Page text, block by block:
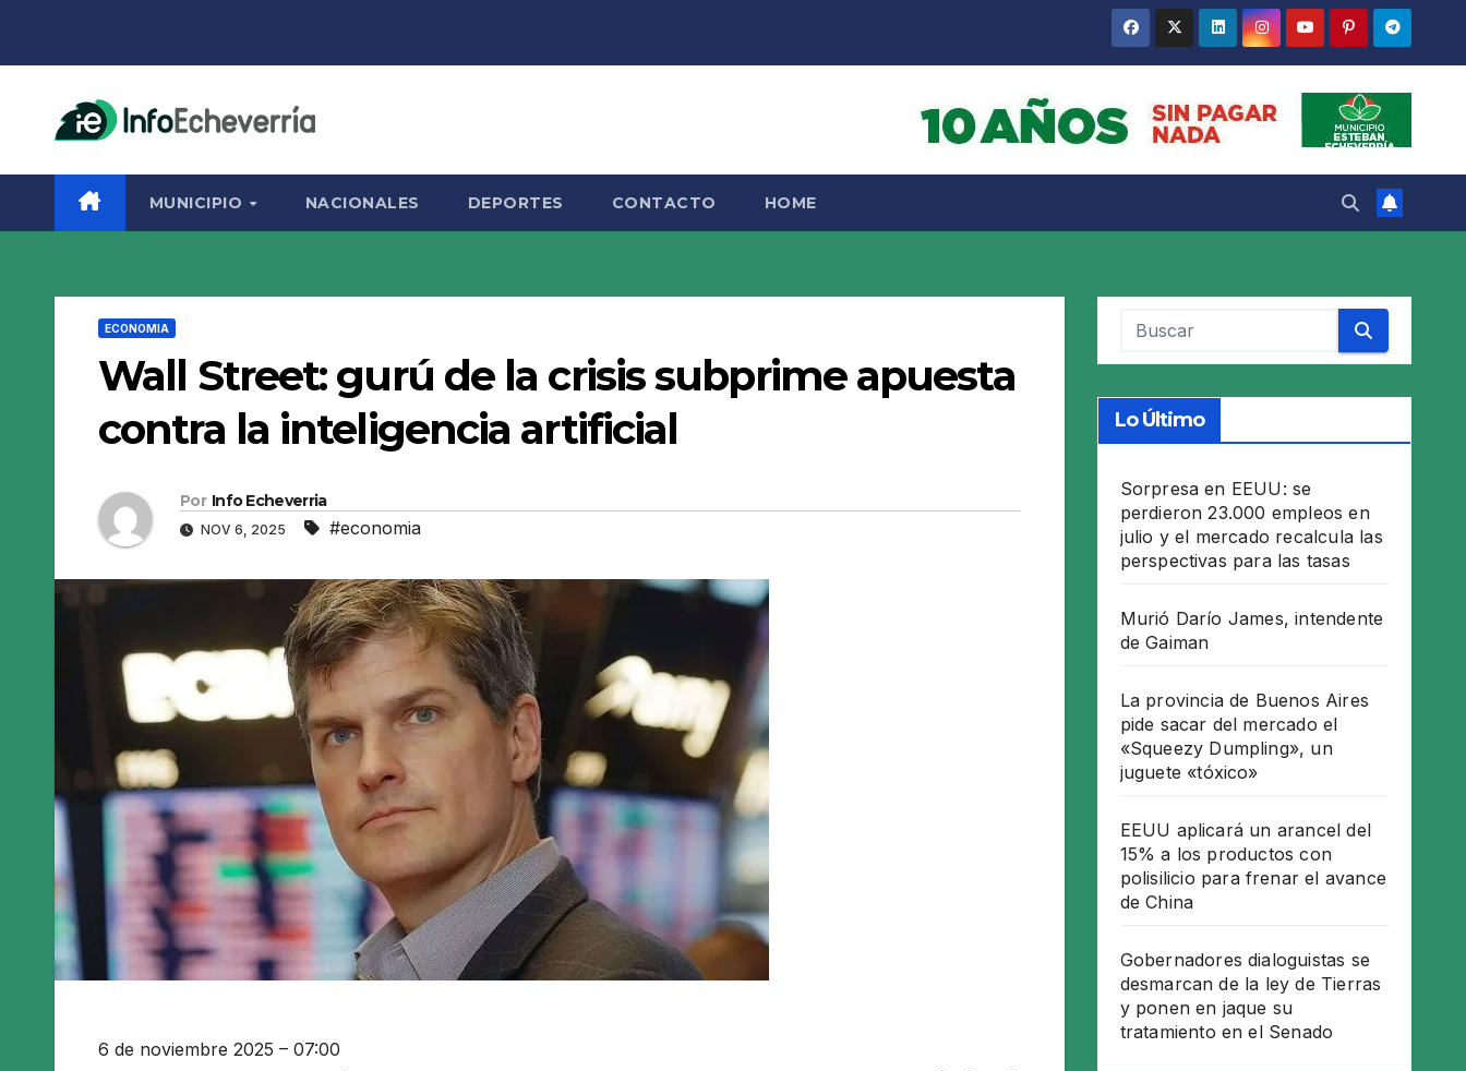
MUNICIPIO NACIONALES DEPORTES CONTACTO HOME
ECONOMIA
Wall Street: gurú de la crisis subprime apuesta
contra la inteligencia artificial
Por Info Echeverria
NOV 6, 2025 #economia
6 de noviembre 2025 – 07:00
Lo Último
Sorpresa en EEUU: se
perdieron 23.000 empleos en
julio y el mercado recalcula las
perspectivas para las tasas
Murió Darío James, intendente
de Gaiman
La provincia de Buenos Aires
pide sacar del mercado el
«Squeezy Dumpling», un
juguete «tóxico»
EEUU aplicará un arancel del
15% a los productos con
polisilicio para frenar el avance
de China
Gobernadores dialoguistas se
desmarcan de la ley de Tierras
y ponen en jaque su
tratamiento en el Senado